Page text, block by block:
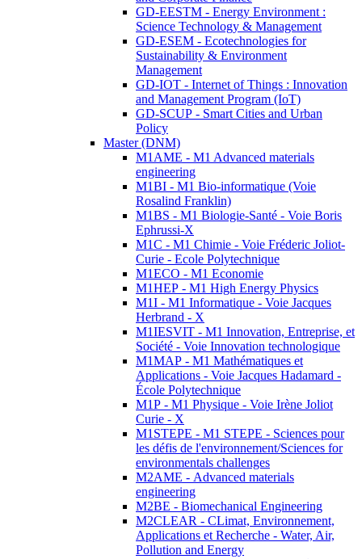
GD-EESTM - Energy Environment :
Science Technology & Management
GD-ESEM - Ecotechnologies for
Sustainability & Environment
Management
GD-IOT - Internet of Things : Innovation
and Management Program (IoT)
GD-SCUP - Smart Cities and Urban
Policy
Master (DNM)
M1AME - M1 Advanced materials
engineering
M1BI - M1 Bio-informatique (Voie
Rosalind Franklin)
M1BS - M1 Biologie-Santé - Voie Boris
Ephrussi-X
M1C - M1 Chimie - Voie Fréderic Joliot-
Curie - Ecole Polytechnique
M1ECO - M1 Economie
M1HEP - M1 High Energy Physics
M1I - M1 Informatique - Voie Jacques
Herbrand - X
M1IESVIT - M1 Innovation, Entreprise, et
Société - Voie Innovation technologique
M1MAP - M1 Mathématiques et
Applications - Voie Jacques Hadamard -
École Polytechnique
M1P - M1 Physique - Voie Irène Joliot
Curie - X
M1STEPE - M1 STEPE - Sciences pour
les défis de l'environnement/Sciences for
environmentals challenges
M2AME - Advanced materials
engineering
M2BE - Biomechanical Engineering
M2CLEAR - CLimat, Environnement,
Applications et Recherche - Water, Air,
Pollution and Energy